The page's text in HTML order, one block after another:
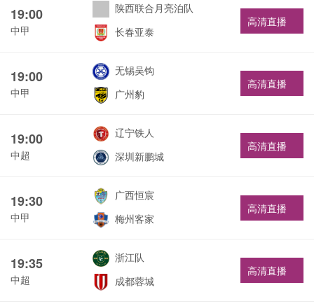
19:00
中甲
陕西联合月亮泊队
长春亚泰
高清直播
19:00
中甲
无锡吴钩
广州豹
高清直播
19:00
中超
辽宁铁人
深圳新鹏城
高清直播
19:30
中甲
广西恒宸
梅州客家
高清直播
19:35
中超
浙江队
成都蓉城
高清直播